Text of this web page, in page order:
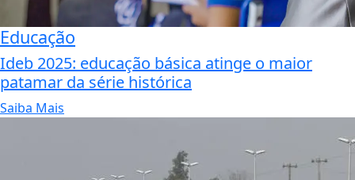
Educação
Ideb 2025: educação básica atinge o maior
patamar da série histórica
Saiba Mais